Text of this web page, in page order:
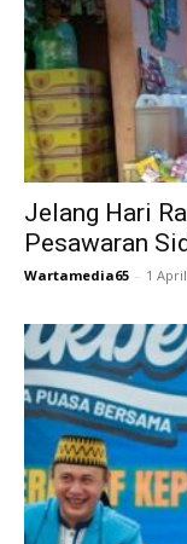
Jelang Hari
Pesawaran
Wartamedia65 - 1